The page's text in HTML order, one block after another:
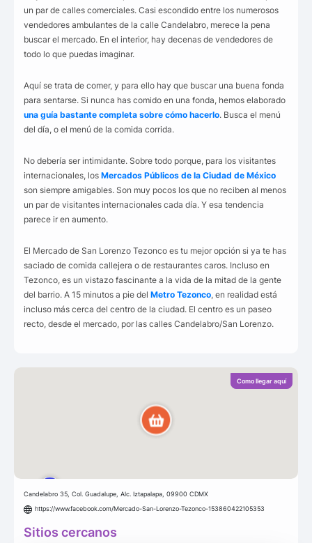
un par de calles comerciales. Casi escondido entre los numerosos
vendedores ambulantes de la calle Candelabro, merece la pena
buscar el mercado. En el interior, hay decenas de vendedores de
todo lo que puedas imaginar.
Aquí se trata de comer, y para ello hay que buscar una buena fonda
para sentarse. Si nunca has comido en una fonda, hemos elaborado
una guía bastante completa sobre cómo hacerlo. Busca el menú
del día, o el menú de la comida corrida.
No debería ser intimidante. Sobre todo porque, para los visitantes
internacionales, los Mercados Públicos de la Ciudad de México
son siempre amigables. Son muy pocos los que no reciben al menos
un par de visitantes internacionales cada día. Y esa tendencia
parece ir en aumento.
El Mercado de San Lorenzo Tezonco es tu mejor opción si ya te has
saciado de comida callejera o de restaurantes caros. Incluso en
Tezonco, es un vistazo fascinante a la vida de la mitad de la gente
del barrio. A 15 minutos a pie del Metro Tezonco , en realidad está
incluso más cerca del centro de la ciudad. El centro es un paseo
recto, desde el mercado, por las calles Candelabro/San Lorenzo.
Como llegar aquí
Candelabro 35, Col. Guadalupe, Alc. Iztapalapa, 09900 CDMX
https://www.facebook.com/Mercado-San-Lorenzo-Tezonco-153860422105353
Sitios cercanos